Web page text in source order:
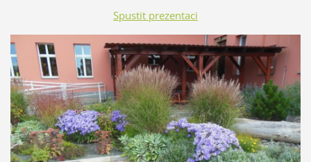
Spustit prezentaci